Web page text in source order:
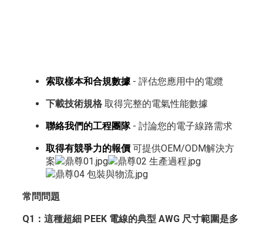
索取樣本和合規數據- 評估您應用中的電纜
下載技術規格取得完整的電氣性能數據
聯絡我們的工程團隊- 討論您的電子線路需求
取得有競爭力的報價可提供OEM/ODM解決方
案
常問問題
Q1：這種超細 PEEK 電線的典型 AWG 尺寸範圍是多